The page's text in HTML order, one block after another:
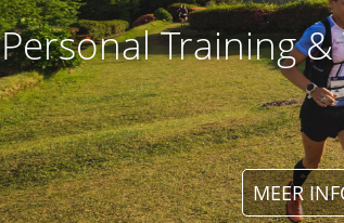
Personal Training
MEER